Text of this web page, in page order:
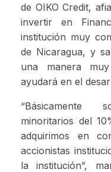
de OIKO Credit,
invertir en
institución muy
de Nicaragua, y
una manera
ayudará en el
“Básicamente
minoritarios del
adquirimos en
accionistas
la institución”,